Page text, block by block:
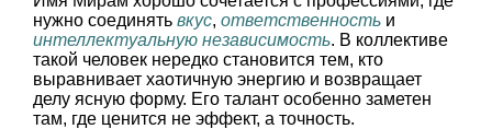
нужно соединять вкус, ответственность и
интеллектуальную независимость. В коллективе
такой человек нередко становится тем, кто
выравнивает хаотичную энергию и возвращает
делу ясную форму. Его талант особенно заметен
там, где ценится не эффект, а точность.